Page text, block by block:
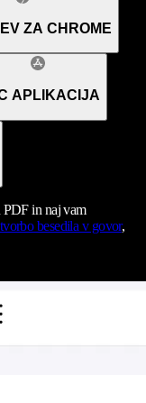
ZA CHROME
APLIKACIJA
PDF in naj vam
besedila v govor,